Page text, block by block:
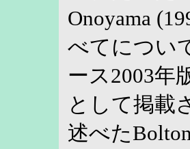
Onoyama
べてについ
ース2003年
として掲載
述べた